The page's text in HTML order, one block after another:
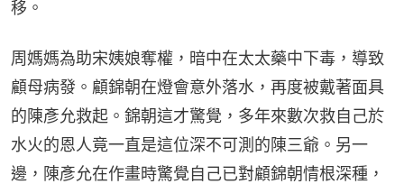
移。
周媽媽為助宋姨娘奪權，暗中在太太藥中下毒，導致
顧母病發。顧錦朝在燈會意外落水，再度被戴著面具
的陳彥允救起。錦朝這才驚覺，多年來數次救自己於
水火的恩人竟一直是這位深不可測的陳三爺。另一
邊，陳彥允在作畫時驚覺自己已對顧錦朝情根深種，